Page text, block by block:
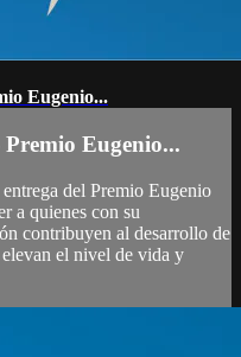
Eugenio...
Eugenio...
del Premio Eugenio
a quienes con su
contribuyen al desarrollo de
el nivel de vida y